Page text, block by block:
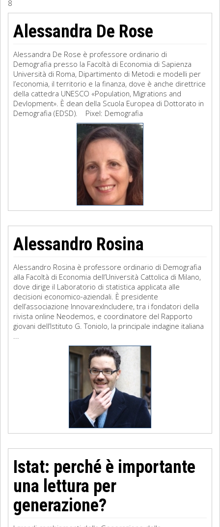
Filosofia
Storia
Matematica
Diritto
8
Alessandra De Rose
Alessandra De Rose è professore ordinario di
Demografia presso la Facoltà di Economia di Sapienza
Università di Roma, Dipartimento di Metodi e modelli per
l’economia, il territorio e la finanza, dove è anche direttrice
della cattedra UNESCO «Population, Migrations and
Devlopment». È dean della Scuola Europea di Dottorato in
Demografia (EDSD). Pixel: Demografia
Alessandro Rosina
Alessandro Rosina è professore ordinario di Demografia
alla Facoltà di Economia dell’Università Cattolica di Milano,
dove dirige il Laboratorio di statistica applicata alle
decisioni economico-aziendali. È presidente
dell’associazione InnovarexIncludere, tra i fondatori della
rivista online Neodemos, e coordinatore del Rapporto
giovani dell’Istituto G. Toniolo, la principale indagine italiana
...
Istat: perché è importante
una lettura per
generazione?